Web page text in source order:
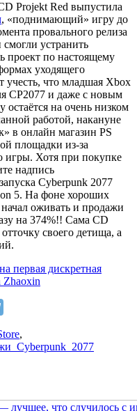
Projekt Red выпустила
, «поднимающий» игру до
провального релиза
устранить
проект по настоящему
уходящего
что младшая Xbox
CP2077 и даже с новым
остаётся на очень низком
работой, накануне
в онлайн магазин PS
площадки из-за
игры. Хотя при покупке
надпись
Cyberpunk 2077
5. На фоне хороших
оживать и продажи
на 374%!! Сама CD
своего детища, а
первая дискретная
Zhaoxin
,